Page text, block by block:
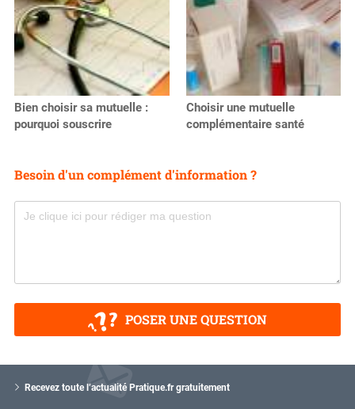
Bien choisir sa mutuelle :
pourquoi souscrire
Choisir une mutuelle
complémentaire santé
Besoin d'un complément d'information ?
POSER UNE QUESTION
Recevez toute l’actualité Pratique.fr gratuitement
o